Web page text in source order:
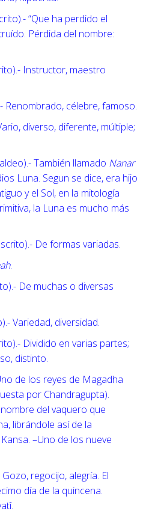
“Que ha perdido el
Pérdida del nombre:
Instructor, maestro
Renombrado, célebre, famoso.
diverso, diferente, múltiple;
También llamado Nanar
Luna. Segun se dice, era hijo
y el Sol, en la mitología
la Luna es mucho más
De formas variadas.
.
De muchas o diversas
Variedad, diversidad.
Dividido en varias partes;
distinto.
de los reyes de Magadha
por Chandragupta).
del vaquero que
librándole así de la
–Uno de los nueve
regocijo, alegría. El
día de la quincena.